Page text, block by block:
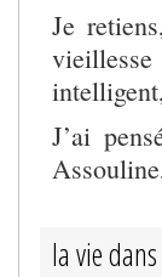
Je
J’ai
la vie